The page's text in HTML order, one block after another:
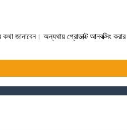
কথা জানাবেন। অন্যথায় প্রোডাক্ট আনবক্সিং